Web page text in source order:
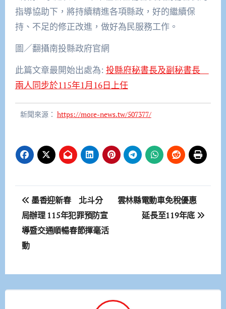
指導協助下，將持續精進各項縣政，好的繼續保
持、不足的修正改進，做好為民服務工作。
圖／翻攝南投縣政府官網
此篇文章最開始出處為: 投縣府秘書長及副秘書長
兩人同步於115年1月16日上任
新聞來源： https://more-news.tw/507377/
文
章
導
墨香迎新春 北斗分
局辦理 115年犯罪預防宣
導暨交通順暢春節揮毫活
動
雲林縣電動車免稅優惠
延長至119年底